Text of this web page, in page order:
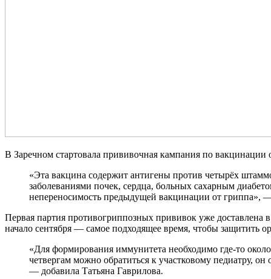
В Заречном стартовала прививочная кампания по
«Эта вакцина содержит антигены против четырёх
заболеваниями почек, сердца, больных сахарным
непереносимость предыдущей вакцинации от гриппа»,
Первая партия противогриппозных прививок уже доставлена
начало сентября — самое подходящее время, чтобы защитить
«Для формирования иммунитета необходимо где-то
четвергам можно обратиться к участковому педиатру,
— добавила Татьяна Гаврилова.